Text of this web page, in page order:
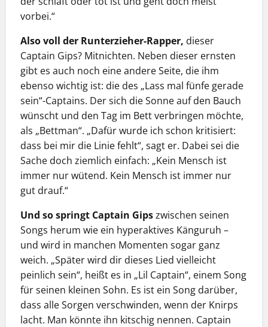
vorbei.“
Also voll der Runterzieher-Rapper, dieser
Captain Gips? Mitnichten. Neben dieser ernsten
gibt es auch noch eine andere Seite, die ihm
ebenso wichtig ist: die des „Lass mal fünfe gerade
sein“-Captains. Der sich die Sonne auf den Bauch
wünscht und den Tag im Bett verbringen möchte,
als „Bettman“. „Dafür wurde ich schon kritisiert:
dass bei mir die Linie fehlt“, sagt er. Dabei sei die
Sache doch ziemlich einfach: „Kein Mensch ist
immer nur wütend. Kein Mensch ist immer nur
gut drauf.“
Und so springt Captain Gipszwischen seinen
Songs herum wie ein hyperaktives Känguruh –
und wird in manchen Momenten sogar ganz
weich. „Später wird dir dieses Lied vielleicht
peinlich sein“, heißt es in „Lil Captain“, einem Song
für seinen kleinen Sohn. Es ist ein Song darüber,
dass alle Sorgen verschwinden, wenn der Knirps
lacht. Man könnte ihn kitschig nennen. Captain